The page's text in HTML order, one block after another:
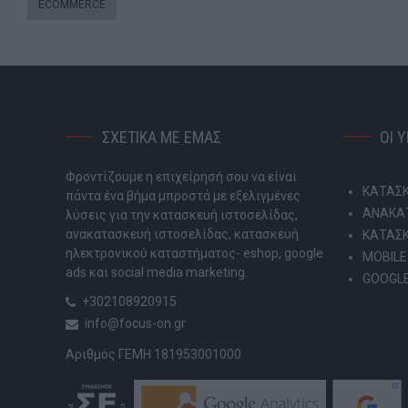
ECOMMERCE
ΣΧΕΤΙΚΑ ΜΕ ΕΜΑΣ
Φροντίζουμε η επιχείρησή σου να είναι
πάντα ένα βήμα μπροστά με εξελιγμένες
λύσεις για την κατασκευή ιστοσελίδας,
ανακατασκευή ιστοσελίδας, κατασκευή
ηλεκτρονικού καταστήματος- eshop, google
ads και social media marketing.
+302108920915
info@focus-on.gr
Αριθμός ΓΕΜΗ 181953001000
ΟΙ